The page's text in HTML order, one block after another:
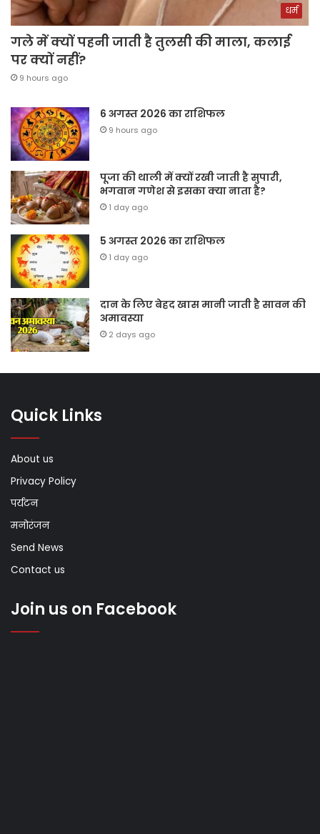
धर्म
गले में क्यों पहनी जाती है तुलसी की माला, कलाई
पर क्यों नहीं?
9 hours ago
6 अगस्त 2026 का राशिफल
9 hours ago
पूजा की थाली में क्यों रखी जाती है सुपारी,
भगवान गणेश से इसका क्या नाता है?
1 day ago
5 अगस्त 2026 का राशिफल
1 day ago
दान के लिए बेहद खास मानी जाती है सावन की
अमावस्या
2 days ago
Quick Links
About us
Privacy Policy
पर्यटन
मनोरंजन
Send News
Contact us
Join us on Facebook